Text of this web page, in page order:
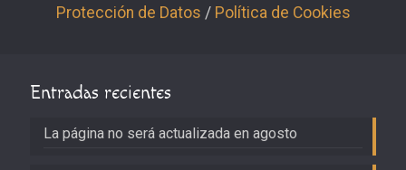
Protección de Datos / Política de Cookies
Entradas recientes
La página no será actualizada en agosto